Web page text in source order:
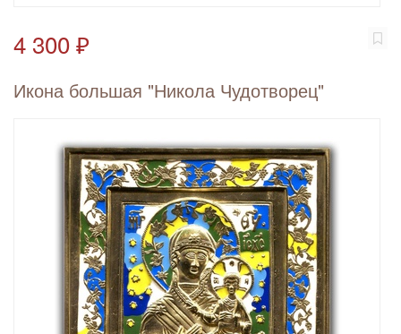
4 300 ₽
Икона большая "Никола Чудотворец"